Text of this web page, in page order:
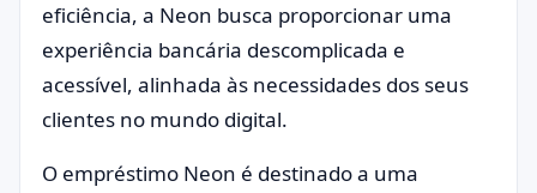
eficiência, a Neon busca proporcionar uma
experiência bancária descomplicada e
acessível, alinhada às necessidades dos seus
clientes no mundo digital.
O empréstimo Neon é destinado a uma